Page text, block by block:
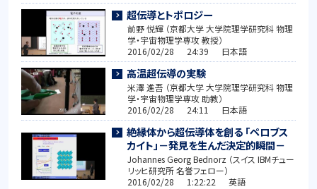
超伝導とトポロジー
前野 悦輝 （京都大学 大学院理学研究科 物理
学・宇宙物理学専攻 教授）
2016/02/28 24:39 日本語
高温超伝導の実験
米澤 進吾 （京都大学 大学院理学研究科 物理
学・宇宙物理学専攻 助教）
2016/02/28 24:11 日本語
絶縁体から超伝導体を創る 「ペロブス
カイト」－発見を生んだ決定的瞬間－
Johannes Georg Bednorz （スイス IBMチュー
リッヒ研究所 名誉フェロー）
2016/02/28 1:22:22 英語